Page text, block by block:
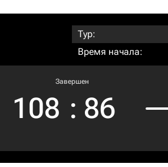
Тур:
Время начала:
Завершен
108 : 86